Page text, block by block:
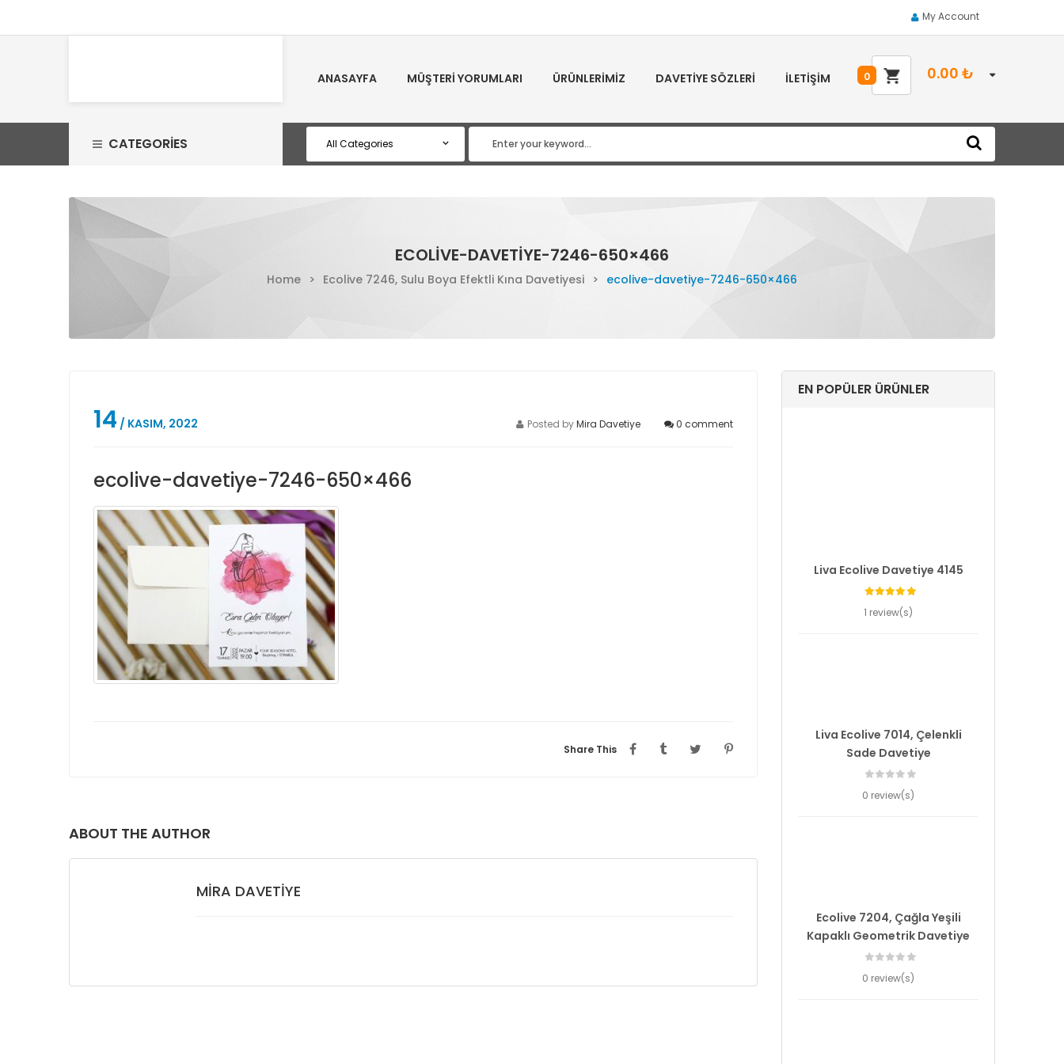
My Account
ANASAYFA MÜŞTERI YORUMLARI ÜRÜNLERIMIZ DAVETIYE SÖZLERI İLETIŞIM 0.00 ₺
0
CATEGORIES
ECOLIVE-DAVETIYE-7246-650×466
Home > Ecolive 7246, Sulu Boya Efektli Kına Davetiyesi > ecolive-davetiye-7246-650×466
14 / KASIM, 2022 0 comment
Posted byMira Davetiye
ecolive-davetiye-7246-650×466
Share This
ABOUT THE AUTHOR
MIRA DAVETIYE
EN POPÜLER ÜRÜNLER
Liva Ecolive Davetiye 4145
1 review(s)
Liva Ecolive 7014, Çelenkli
Sade Davetiye
0 review(s)
Ecolive 7204, Çağla Yeşili
Kapaklı Geometrik Davetiye
0 review(s)